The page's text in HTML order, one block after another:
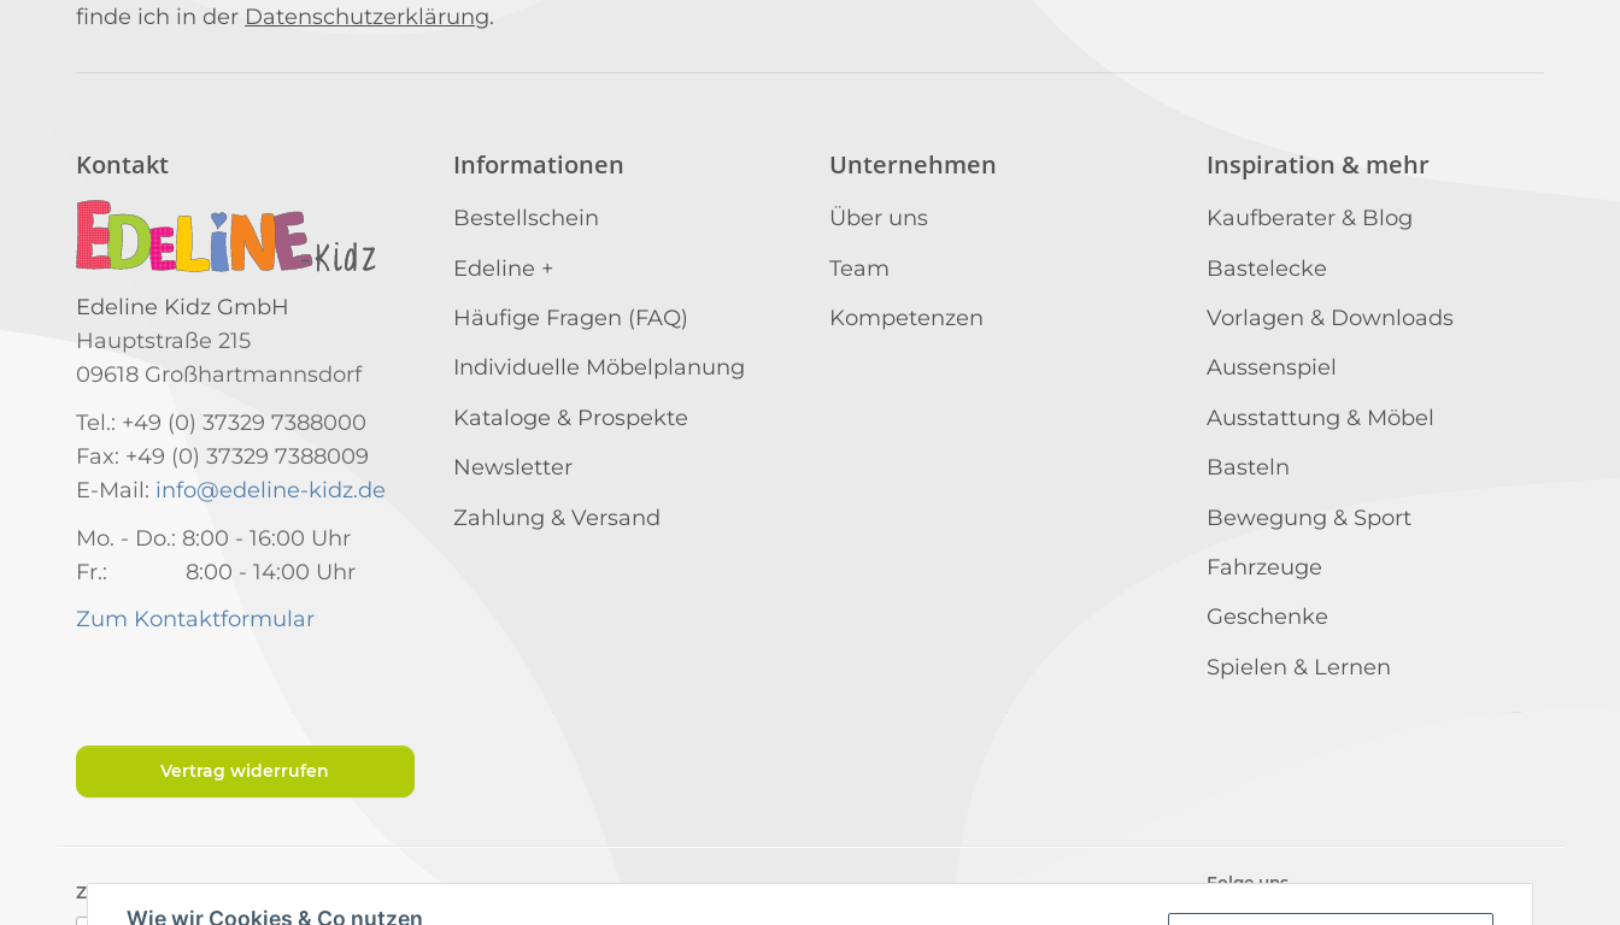
Wie wir Cookies & Co nutzen
finde ich in der Datenschutzerklärung.
Kontakt
Edeline Kidz GmbH
Hauptstraße 215
09618 Großhartmannsdorf
Tel.: +49 (0) 37329 7388000
Fax: +49 (0) 37329 7388009
E-Mail: info@edeline-kidz.de
Mo. - Do.: 8:00 - 16:00 Uhr
Fr.: 8:00 - 14:00 Uhr
Zum Kontaktformular
Informationen
Bestellschein
Edeline +
Häufige Fragen (FAQ)
Individuelle Möbelplanung
Kataloge & Prospekte
Newsletter
Zahlung & Versand
Unternehmen
Über uns
Team
Kompetenzen
Inspiration & mehr
Kaufberater & Blog
Bastelecke
Vorlagen & Downloads
Aussenspiel
Ausstattung & Möbel
Basteln
Bewegung & Sport
Fahrzeuge
Geschenke
Spielen & Lernen
Vertrag widerrufen
Zahlungsarten Folge uns